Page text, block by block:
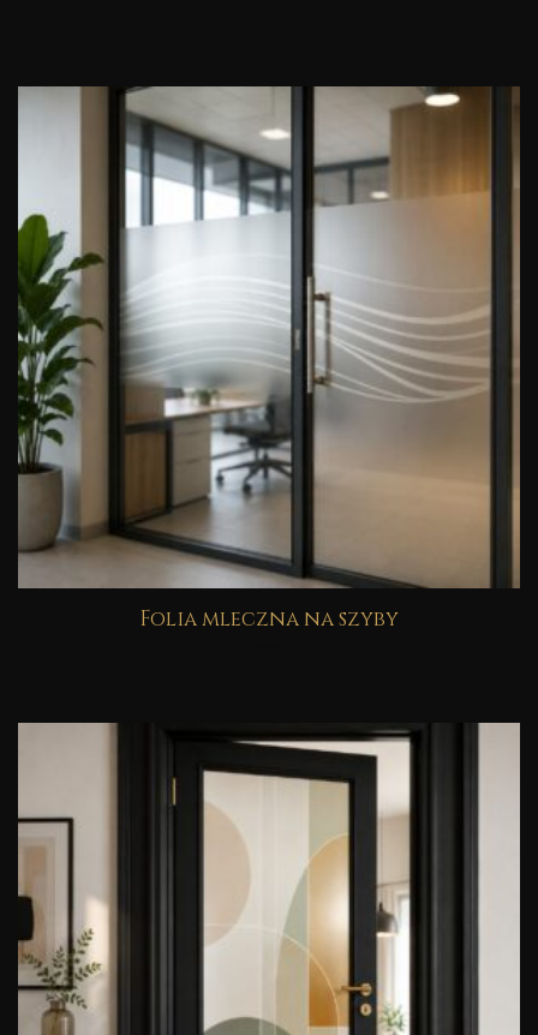
Folia mleczna na szyby